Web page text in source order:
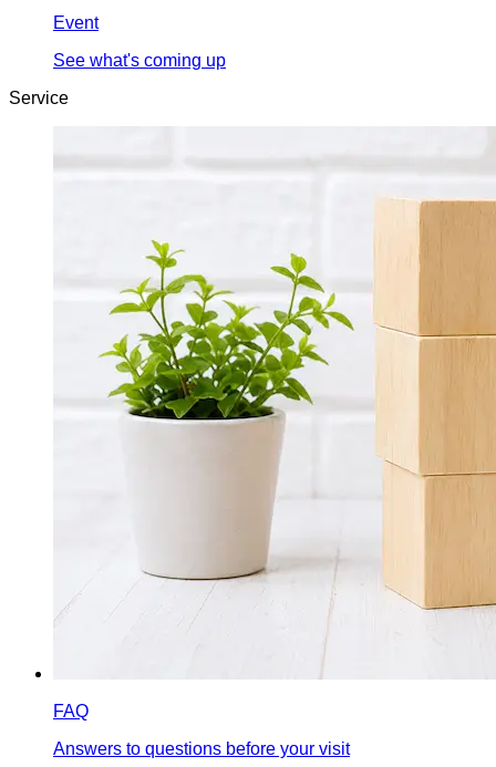
Event
See what's coming up
Service
FAQ
Answers to questions before your visit